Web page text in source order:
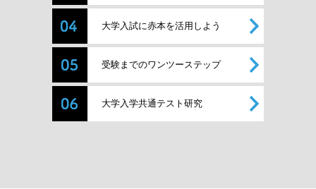
大学入試に赤本を活用しよう
受験までのワンツーステップ
大学入学共通テスト研究